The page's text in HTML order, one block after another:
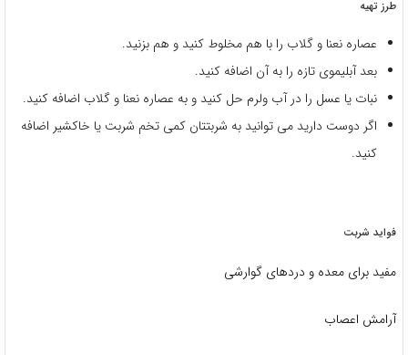
طرز تهیه
عصاره نعنا و گلاب را با هم مخلوط کنید و هم بزنید.
بعد آبلیموی تازه را به آن اضافه کنید.
نبات یا عسل را در آب ولرم حل کنید و به عصاره نعنا و گلاب اضافه کنید.
اگر دوست دارید می توانید به شربتتان کمی تخم شربت یا خاکشیر اضافه
کنید.
فواید شربت
مفید برای معده و دردهای گوارشی
آرامش اعصاب